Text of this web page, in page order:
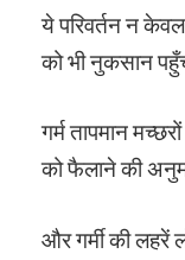
ये परिवर्तन न
को भी नुकसान
गर्म तापमान
को फैलाने की
और गर्मी की लहरें